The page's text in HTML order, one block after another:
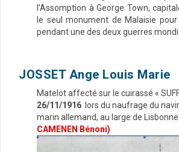
l’Assomption à George Town,
le seul monument de Malaisie
pendant une des deux guerres
JOSSET Ange Louis Marie
Matelot affecté sur le cuirassé «
26/11/1916 lors du naufrage du
marin allemand, au large de
CAMENEN Bénoni)